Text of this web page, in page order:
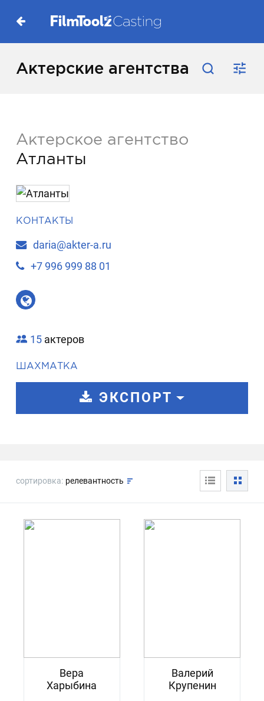
Актерские агентства
Актерское агентство
Атланты
КОНТАКТЫ
daria@akter-a.ru
+7 996 999 88 01
15 актеров
ШАХМАТКА
ЭКСПОРТ
сортировка: релевантность
Вера
Харыбина
Валерий
Крупенин